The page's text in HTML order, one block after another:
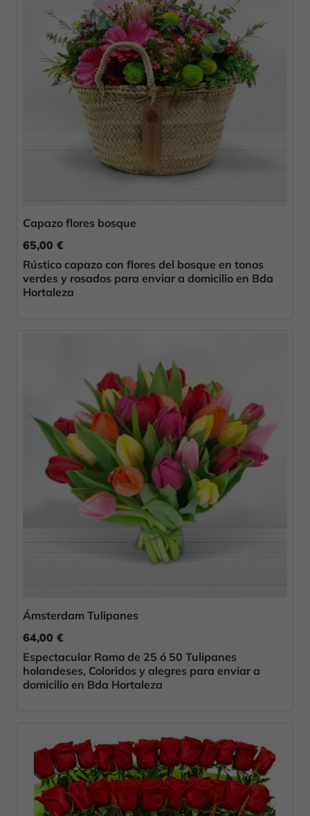
Capazo flores bosque
65,00 €
Rústico capazo con flores del bosque en tonos
verdes y rosados para enviar a domicilio en Bda
Hortaleza
Ámsterdam Tulipanes
64,00 €
Espectacular Ramo de 25 ó 50 Tulipanes
holandeses, Coloridos y alegres para enviar a
domicilio en Bda Hortaleza